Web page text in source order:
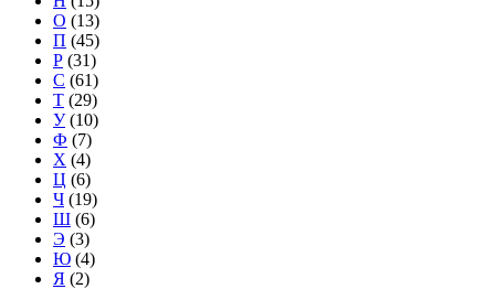
О (13)
П (45)
Р (31)
С (61)
Т (29)
У(10)
Ф (7)
Х (4)
Ц (6)
Ч (19)
Ш (6)
Э (3)
Ю (4)
Я (2)